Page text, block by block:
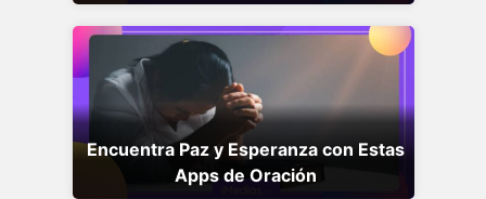
Encuentra Paz y Esperanza con Estas
Apps de Oración